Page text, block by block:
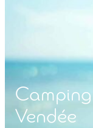
Vendée